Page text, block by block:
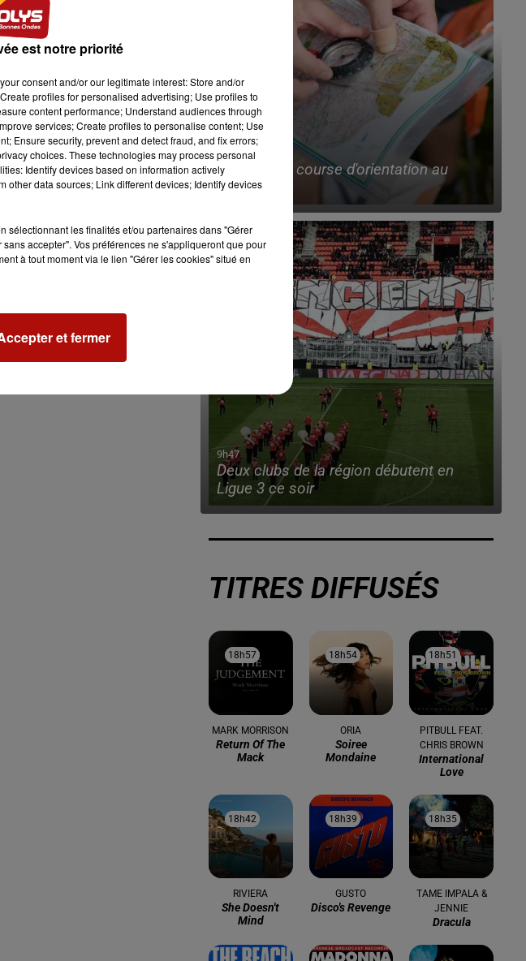
10h25
Bientôt une course d'orientation au
ValJoly !
9h47
Deux clubs de la région débutent en
Ligue 3 ce soir
TITRES DIFFUSÉS
18h57
18h57
MARK MORRISON
Return Of The
Mack
18h54
18h54
ORIA
Soiree
Mondaine
18h51
18h51
PITBULL FEAT.
CHRIS BROWN
International
Love
18h42
18h42
RIVIERA
She Doesn't
Mind
18h39
18h39
GUSTO
Disco's Revenge
18h35
18h35
TAME IMPALA &
JENNIE
Dracula
est notre priorité
consent and/or our legitimate interest: Store and/or
profiles for personalised advertising; Use profiles to
content performance; Understand audiences through
services; Create profiles to personalise content; Use
Ensure security, prevent and detect fraud, and fix errors;
choices. These technologies may process personal
Identify devices based on information actively
other data sources; Link different devices; Identify devices
sélectionnant les finalités et/ou partenaires dans "Gérer
accepter". Vos préférences ne s'appliqueront que pour
à tout moment via le lien "Gérer les cookies" situé en
et fermer